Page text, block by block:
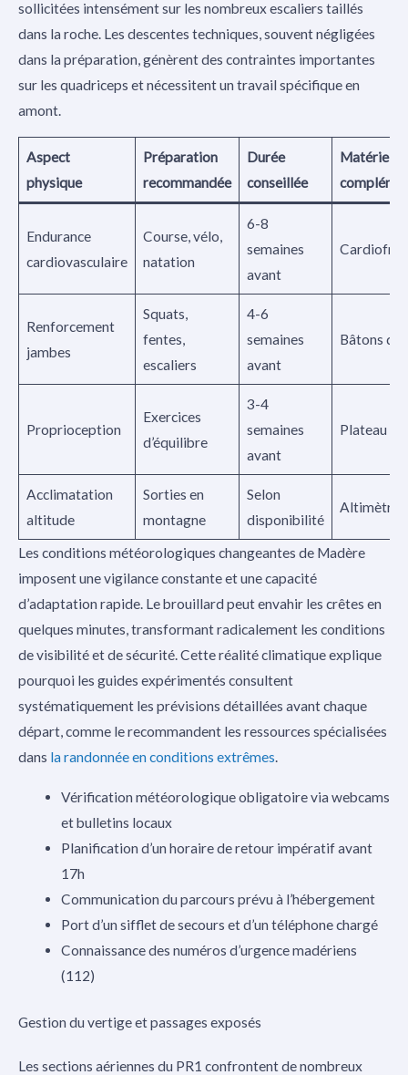
sollicitées intensément sur les nombreux escaliers taillés
dans la roche. Les descentes techniques, souvent négligées
dans la préparation, génèrent des contraintes importantes
sur les quadriceps et nécessitent un travail spécifique en
amont.
Aspect
physique
Préparation
recommandée
Durée
conseillée
Matériel
Endurance
cardiovasculaire
Course, vélo,
natation
6-8
semaines
avant
Renforcement
jambes
Squats,
fentes,
escaliers
4-6
semaines
avant
Bâtons de
Proprioception
Exercices
d’équilibre
3-4
semaines
avant
Plateau
Acclimatation
altitude
Sorties en
montagne
Selon
disponibilité
Altimètre,
Les conditions météorologiques changeantes de Madère
imposent une vigilance constante et une capacité
d’adaptation rapide. Le brouillard peut envahir les crêtes en
quelques minutes, transformant radicalement les conditions
de visibilité et de sécurité. Cette réalité climatique explique
pourquoi les guides expérimentés consultent
systématiquement les prévisions détaillées avant chaque
départ, comme le recommandent les ressources spécialisées
dans la randonnée en conditions extrêmes.
Vérification météorologique obligatoire via webcams
et bulletins locaux
Planification d’un horaire de retour impératif avant
17h
Communication du parcours prévu à l’hébergement
Port d’un sifflet de secours et d’un téléphone chargé
Connaissance des numéros d’urgence madériens
(112)
Gestion du vertige et passages exposés
Les sections aériennes du PR1 confrontent de nombreux